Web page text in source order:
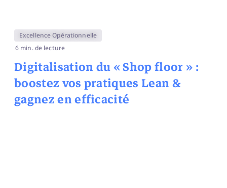
Excellence Opérationnelle
6 min. de lecture
Digitalisation du « Shop floor » :
boostez vos pratiques Lean &
gagnez en efficacité